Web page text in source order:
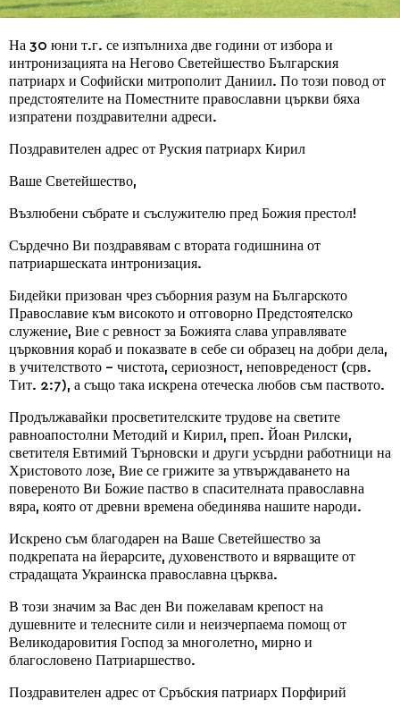
На 30 юни т.г. се изпълниха две години от избора и
интронизацията на Негово Светейшество Българския
патриарх и Софийски митрополит Даниил. По този повод от
предстоятелите на Поместните православни църкви бяха
изпратени поздравителни адреси.
Поздравителен адрес от Руския патриарх Кирил
Ваше Светейшество,
Възлюбени събрате и съслужителю пред Божия престол!
Сърдечно Ви поздравявам с втората годишнина от
патриаршеската интронизация.
Бидейки призован чрез съборния разум на Българското
Православие към високото и отговорно Предстоятелско
служение, Вие с ревност за Божията слава управлявате
църковния кораб и показвате в себе си образец на добри дела,
в учителството – чистота, сериозност, неповреденост (срв.
Тит. 2:7), а също така искрена отеческа любов съм паството.
Продължавайки просветителските трудове на светите
равноапостолни Методий и Кирил, преп. Йоан Рилски,
светителя Евтимий Търновски и други усърдни работници на
Христовото лозе, Вие се грижите за утвърждаването на
повереното Ви Божие паство в спасителната православна
вяра, която от древни времена обединява нашите народи.
Искрено съм благодарен на Ваше Светейшество за
подкрепата на йерарсите, духовенството и вярващите от
страдащата Украинска православна църква.
В този значим за Вас ден Ви пожелавам крепост на
душевните и телесните сили и неизчерпаема помощ от
Великодаровития Господ за многолетно, мирно и
благословено Патриаршество.
Поздравителен адрес от Сръбския патриарх Порфирий